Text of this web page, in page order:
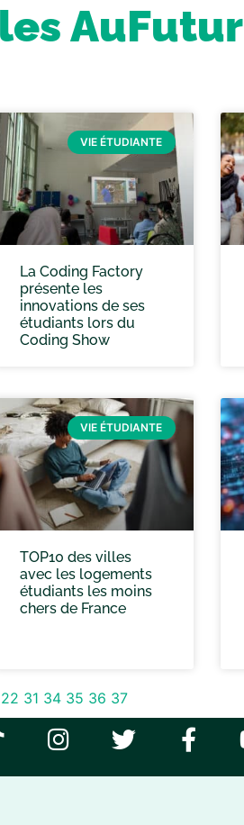
AuFutur
VIE ÉTUDIANTE
La Coding Factory
présente les
innovations de ses
étudiants lors du
Coding Show
VIE ÉTUDIANTE
TOP10 des villes
avec les logements
étudiants les moins
chers de France
22 31 34 35 36 37